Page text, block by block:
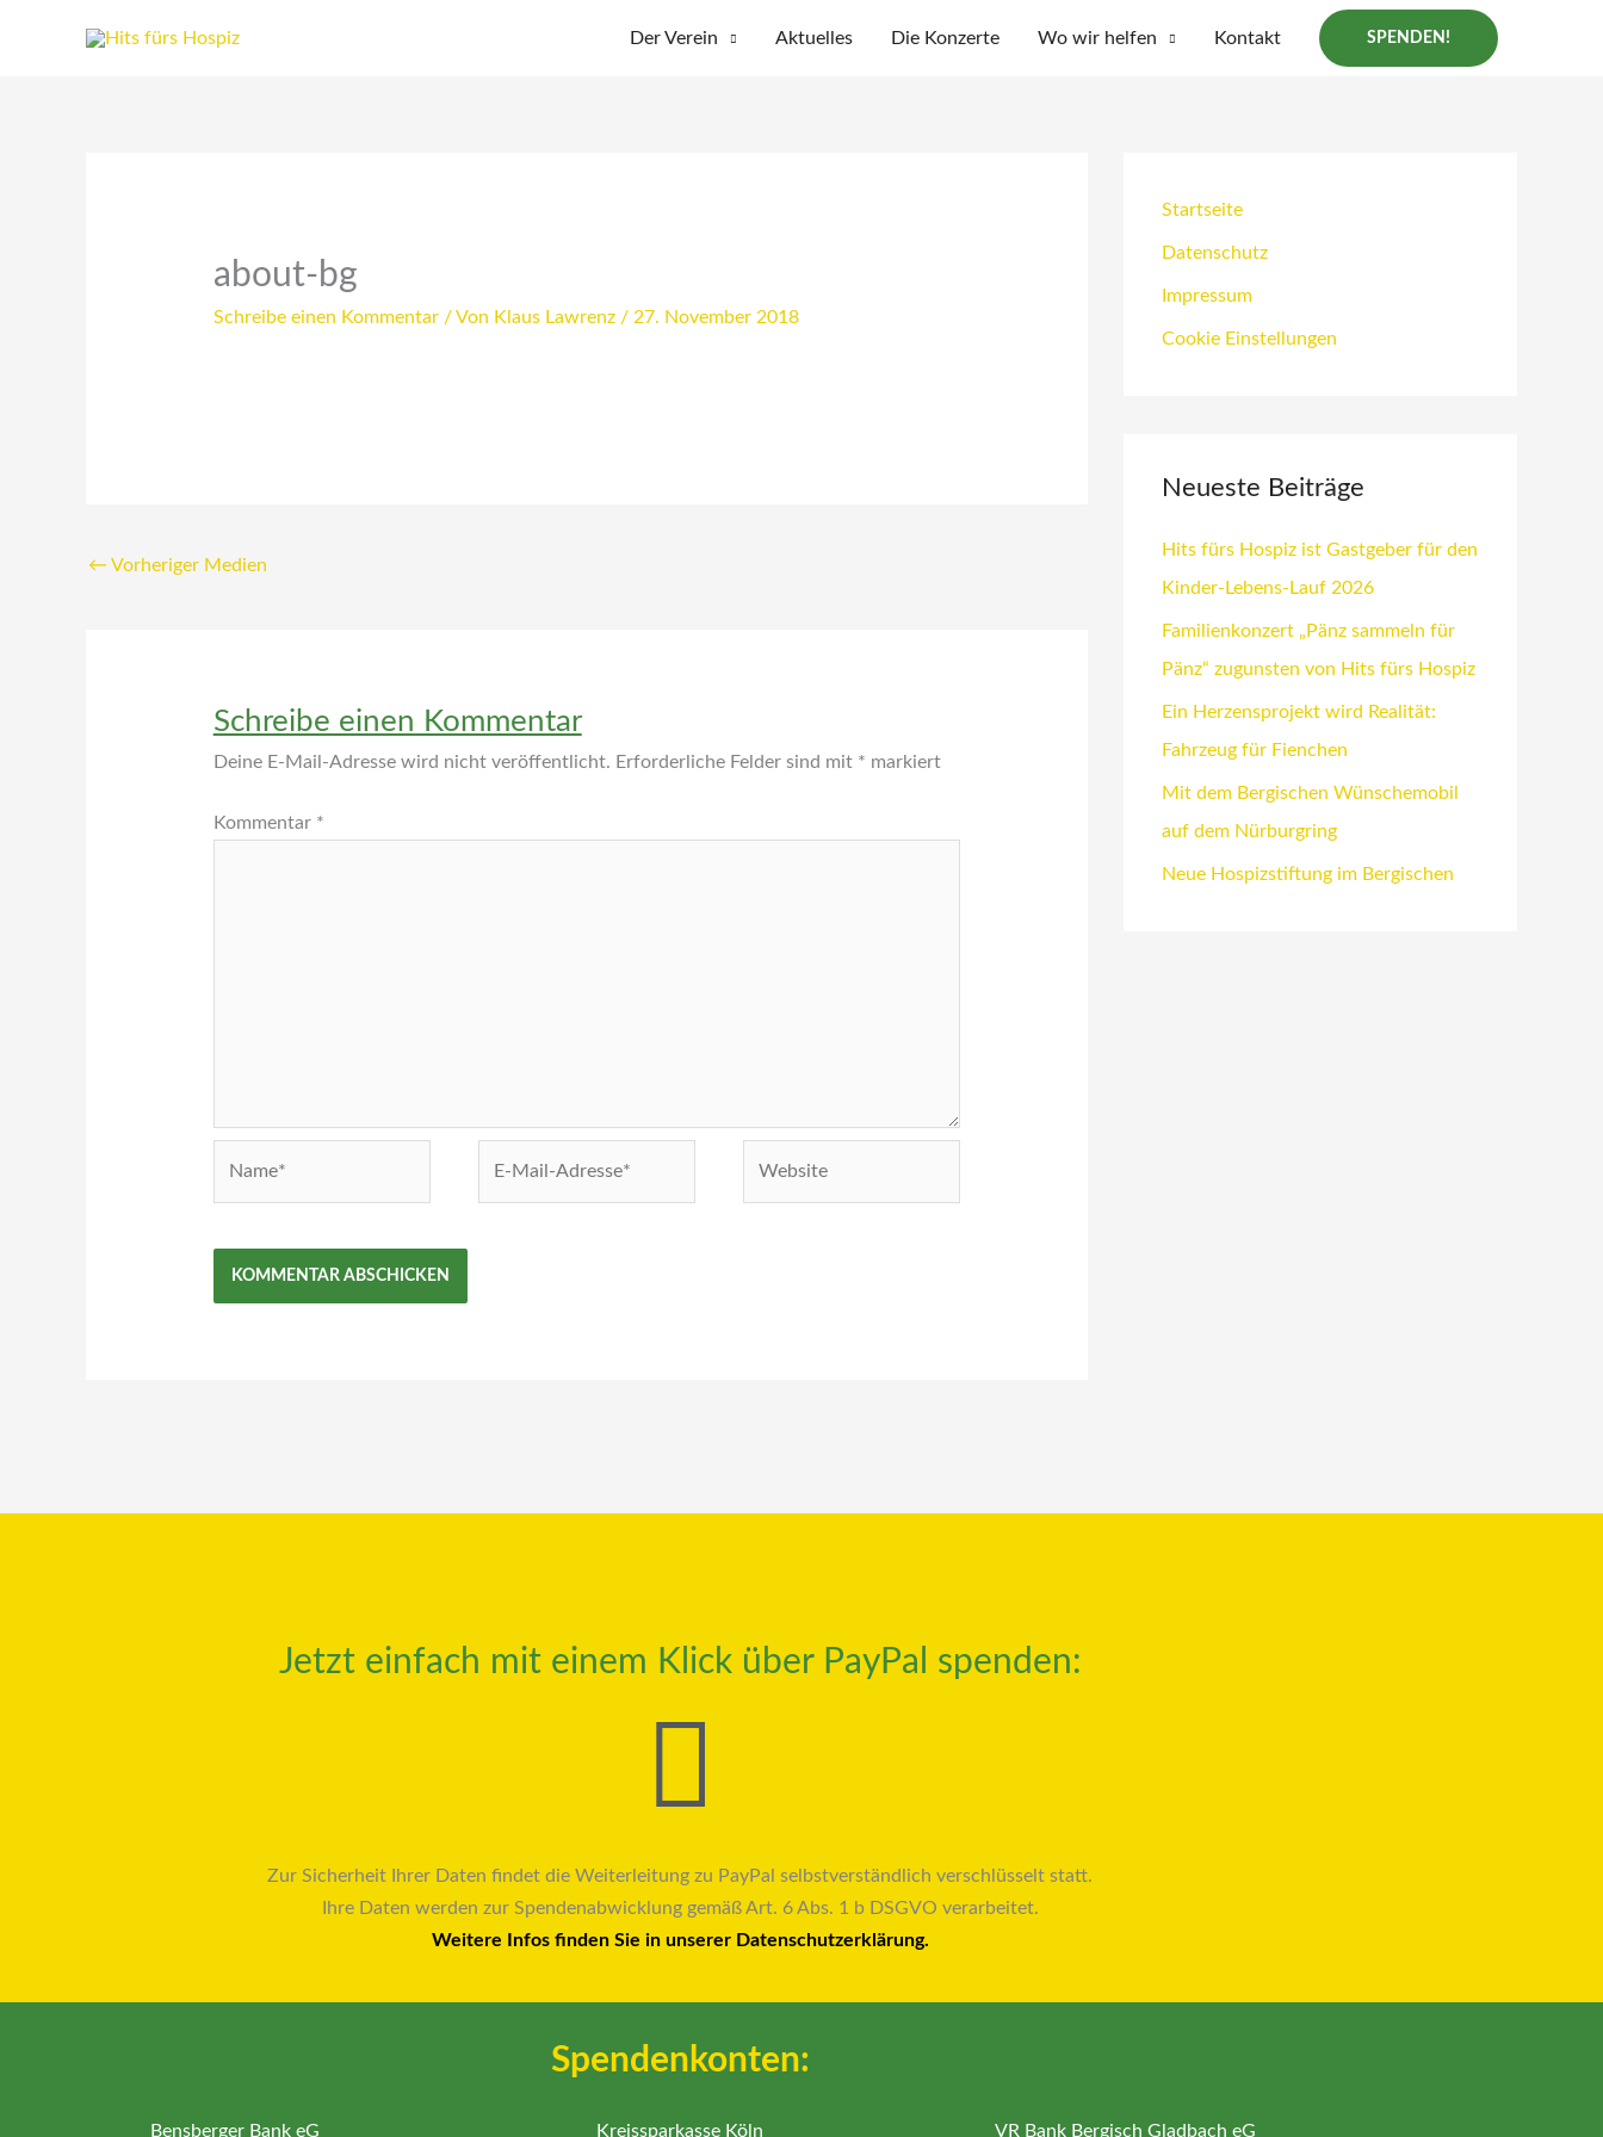
Der Verein Aktuelles Die Konzerte Wo wir helfen Kontakt SPENDEN!
about-bg
Schreibe einen Kommentar / Von Klaus Lawrenz / 27. November 2018
← Vorheriger Medien
Schreibe einen Kommentar
Deine E-Mail-Adresse wird nicht veröffentlicht. Erforderliche Felder sind mit * markiert
Kommentar *
Startseite
Datenschutz
Impressum
Cookie Einstellungen
Neueste Beiträge
Hits fürs Hospiz ist Gastgeber für den
Kinder-Lebens-Lauf 2026
Familienkonzert „Pänz sammeln für
Pänz“ zugunsten von Hits fürs Hospiz
Ein Herzensprojekt wird Realität:
Fahrzeug für Fienchen
Mit dem Bergischen Wünschemobil
auf dem Nürburgring
Neue Hospizstiftung im Bergischen
Jetzt einfach mit einem Klick über PayPal spenden:
Zur Sicherheit Ihrer Daten findet die Weiterleitung zu PayPal selbstverständlich verschlüsselt statt.
Ihre Daten werden zur Spendenabwicklung gemäß Art. 6 Abs. 1 b DSGVO verarbeitet.
Weitere Infos finden Sie in unserer Datenschutzerklärung.
Spendenkonten:
Bensberger Bank eG Kreissparkasse Köln VR Bank Bergisch Gladbach eG